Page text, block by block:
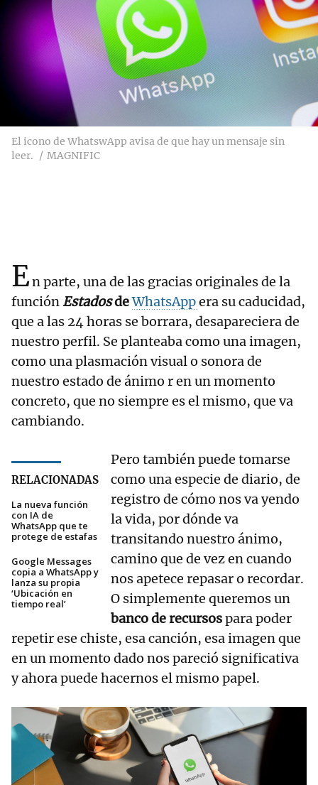
El icono de WhatswApp avisa de que hay un mensaje sin
leer.
MAGNIFIC
En parte, una de las gracias originales de la
funciónEstadosdeWhatsAppera su caducidad,
que a las 24 horas se borrara, desapareciera de
nuestro perfil. Se planteaba como una imagen,
como una plasmación visual o sonora de
nuestro estado de ánimo r en un momento
concreto, que no siempre es el mismo, que va
cambiando.
RELACIONADAS
La nueva función
con IA de
WhatsApp que te
protege de estafas
Google Messages
copia a WhatsApp y
lanza su propia
‘Ubicación en
tiempo real’
Pero también puede tomarse
como una especie de diario, de
registro de cómo nos va yendo
la vida, por dónde va
transitando nuestro ánimo,
camino que de vez en cuando
nos apetece repasar o recordar.
O simplemente queremos un
banco de recursospara poder
repetir ese chiste, esa canción, esa imagen que
en un momento dado nos pareció significativa
y ahora puede hacernos el mismo papel.